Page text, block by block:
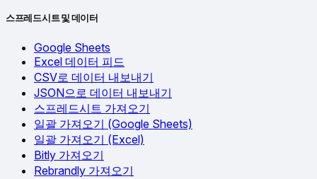
스프레드시트 및 데이터
Google Sheets
Excel 데이터 피드
CSV로 데이터 내보내기
JSON으로 데이터 내보내기
스프레드시트 가져오기
일괄 가져오기 (Google Sheets)
일괄 가져오기 (Excel)
Bitly 가져오기
Rebrandly 가져오기